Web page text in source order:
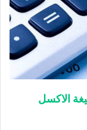
الاكسل